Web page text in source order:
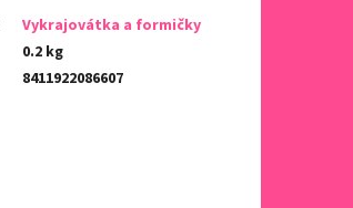
Vykrajovátka a formičky
0.2 kg
8411922086607